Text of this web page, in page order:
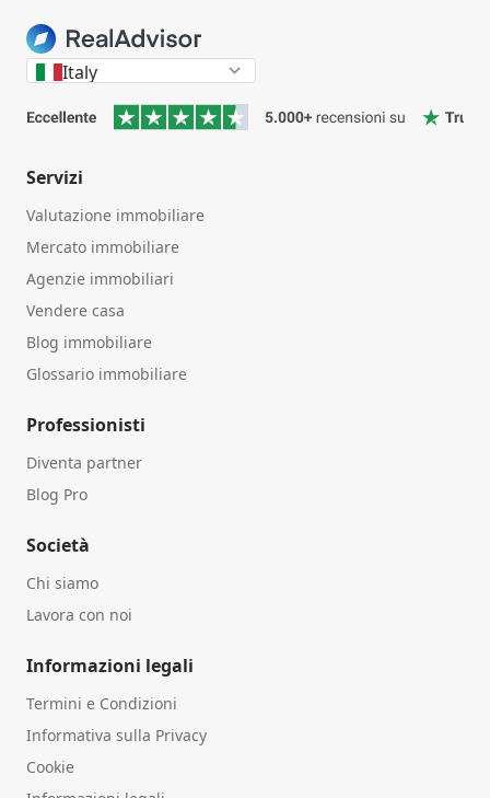
Italy
Servizi
Valutazione immobiliare
Mercato immobiliare
Agenzie immobiliari
Vendere casa
Blog immobiliare
Glossario immobiliare
Professionisti
Diventa partner
Blog Pro
Società
Chi siamo
Lavora con noi
Informazioni legali
Termini e Condizioni
Informativa sulla Privacy
Cookie